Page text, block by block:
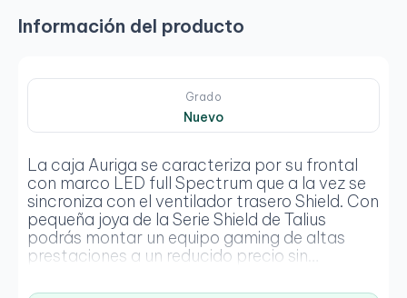
Información del producto
Grado
Nuevo
La caja Auriga se caracteriza por su frontal
con marco LED full Spectrum que a la vez se
sincroniza con el ventilador trasero Shield. Con
pequeña joya de la Serie Shield de Talius
podrás montar un equipo gaming de altas
prestaciones a un reducido precio sin
VGA incorporada, pasa cables protegidos